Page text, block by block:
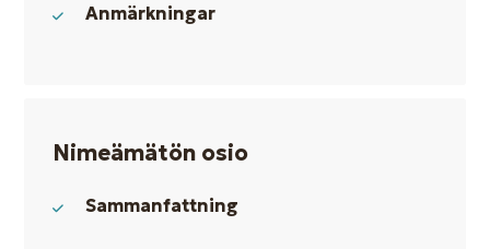
Anmärkningar
Nimeämätön osio
Sammanfattning